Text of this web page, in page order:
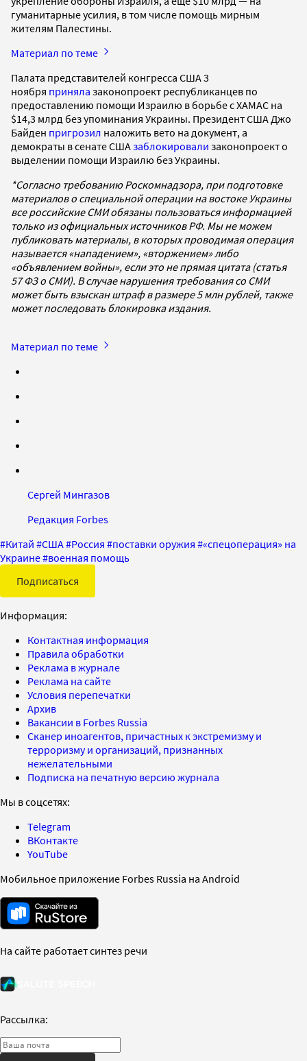
гуманитарные усилия, в том числе помощь мирным
жителям Палестины.
Материал по теме
Палата представителей конгресса США 3
ноября приняла законопроект республиканцев по
предоставлению помощи Израилю в борьбе с ХАМАС на
$14,3 млрд без упоминания Украины. Президент США Джо
Байден пригрозил наложить вето на документ, а
демократы в сенате СШАзаблокировали законопроект о
выделении помощи Израилю без Украины.
*Согласно требованию Роскомнадзора, при подготовке
материалов о специальной операции на востоке Украины
все российские СМИ обязаны пользоваться информацией
только из официальных источников РФ. Мы не можем
публиковать материалы, в которых проводимая операция
называется «нападением», «вторжением» либо
«объявлением войны», если это не прямая цитата (статья
57 ФЗ о СМИ). В случае нарушения требования со СМИ
может быть взыскан штраф в размере 5 млн рублей, также
может последовать блокировка издания.
Материал по теме
Сергей Мингазов
Редакция Forbes
#Китай #США#Россия #поставки оружия #«спецоперация» на
Украине#военная помощь
Подписаться
Информация:
Контактная информация
Правила обработки
Реклама в журнале
Реклама на сайте
Условия перепечатки
Архив
Вакансии в Forbes Russia
Сканер иноагентов, причастных к экстремизму и
терроризму и организаций, признанных
нежелательными
Подписка на печатную версию журнала
Мы в соцсетях:
Telegram
ВКонтакте
YouTube
Мобильное приложение Forbes Russia на Android
На сайте работает синтез речи
Рассылка: